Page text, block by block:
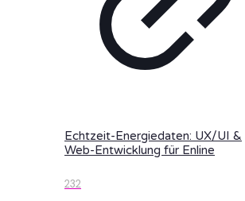
Echtzeit-Energiedaten: UX/UI &
Web-Entwicklung für Enline
232